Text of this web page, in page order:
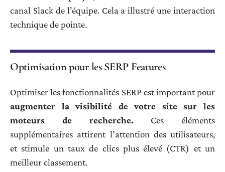
canal Slack de l’équipe. Cela a illustré une interaction
technique de pointe.
Optimisation pour les SERP Features
Optimiser les fonctionnalités SERP est important pour
augmenter la visibilité de votre site sur les
moteurs de recherche. Ces éléments
supplémentaires attirent l’attention des utilisateurs,
et stimule un taux de clics plus élevé (CTR) et un
meilleur classement.